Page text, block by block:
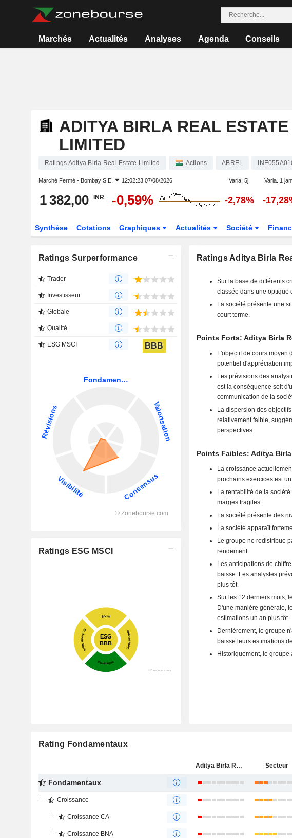
Marchés Actualités Analyses Agenda Conseils
ADITYA BIRLA REAL ESTATE
LIMITED
Ratings Aditya Birla Real Estate Limited Actions ABREL
Marché Fermé - Bombay S.E. 12:02:23 07/08/2026 Varia. 5j. Varia. 1
1 382,00 INR -0,59% -2,78% -
Synthèse Cotations Graphiques Actualités Société
Ratings Surperformance
Trader
Investisseur
Globale
Qualité
ESG MSCI BBB
Ratings ESG MSCI
Ratings Aditya Birla
Sur la base de différents
classée dans une optique
La société présente une
court terme.
Points Forts: Aditya Birla
L'objectif de cours moyen
potentiel d'appréciation
Les prévisions des
est la conséquence soit
communication de la
La dispersion des
relativement faible,
perspectives.
Points Faibles: Aditya
La croissance
prochains exercices est
La rentabilité de la
marges fragiles.
La société présente des
La société apparaît
Le groupe ne redistribue
rendement.
Les anticipations de
baisse. Les analystes
plus tôt.
Sur les 12 derniers mois,
D'une manière générale,
estimations un an plus tôt.
Dernièrement, le groupe
baisse leurs estimations
Historiquement, le
Rating Fondamentaux
Aditya Birla Real Estate Limited Secteur
Fondamentaux
Croissance
Croissance CA
Croissance BNA